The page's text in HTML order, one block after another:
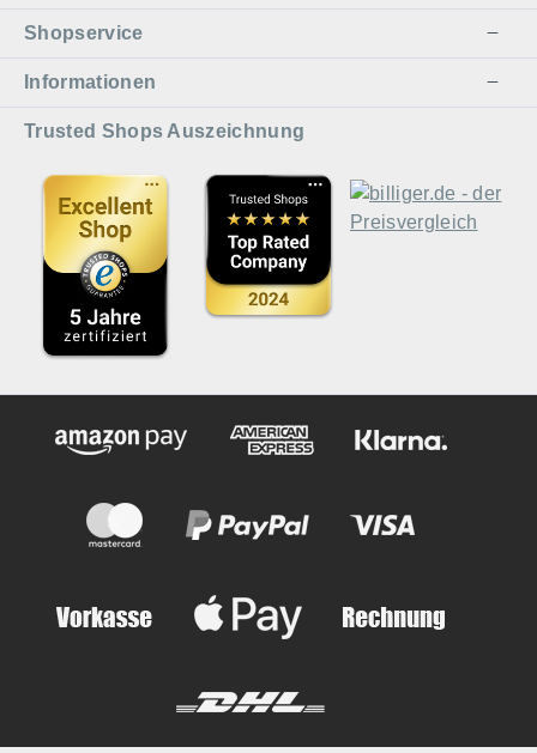
Shopservice
Informationen
Trusted Shops Auszeichnung